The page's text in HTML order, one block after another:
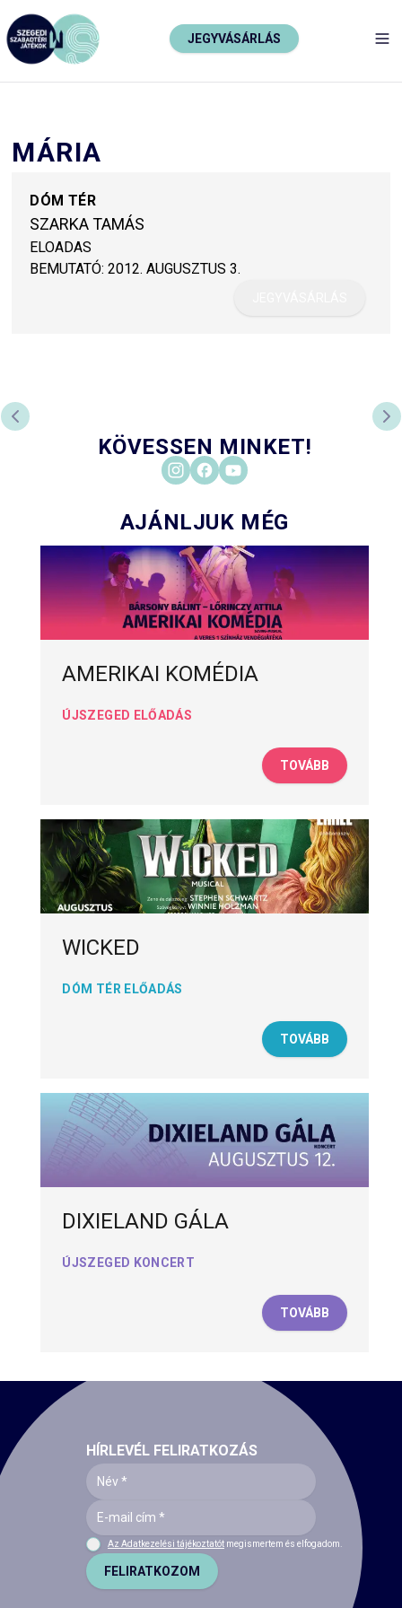
JEGYVÁSÁRLÁS
MÁRIA
DÓM TÉR
SZARKA TAMÁS
ELOADAS
BEMUTATÓ: 2012. AUGUSZTUS 3.
PREVIOUS SLIDE
KÖVESSEN MINKET!
AJÁNLJUK MÉG
AMERIKAI KOMÉDIA
ÚJSZEGED ELŐADÁS
TOVÁBB
WICKED
DÓM TÉR ELŐADÁS
TOVÁBB
DIXIELAND GÁLA
ÚJSZEGED KONCERT
TOVÁBB
HÍRLEVÉL FELIRATKOZÁS
Az Adatkezelési tájékoztatót megismertem és elfogadom.
FELIRATKOZOM